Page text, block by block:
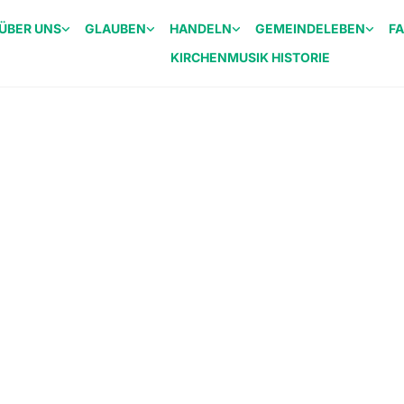
UNS GLAUBEN HANDELN GEMEINDELEBEN
KIRCHENMUSIK HISTORIE